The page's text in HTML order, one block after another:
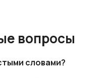
вопросы
словами?